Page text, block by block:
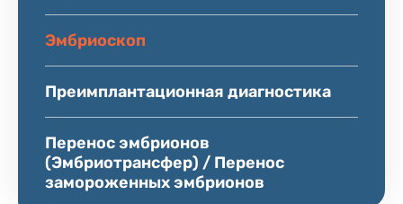
Эмбриоскоп
Преимплантационная диагностика
Перенос эмбрионов
(Эмбриотрансфер) / Перенос
замороженных эмбрионов